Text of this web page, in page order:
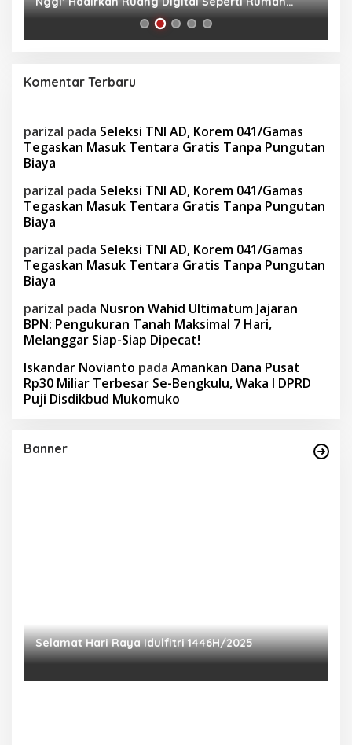
Sendiri
Komentar Terbaru
parizal pada Seleksi TNI AD, Korem 041/Gamas
Tegaskan Masuk Tentara Gratis Tanpa Pungutan
Biaya
parizal pada Seleksi TNI AD, Korem 041/Gamas
Tegaskan Masuk Tentara Gratis Tanpa Pungutan
Biaya
parizal pada Seleksi TNI AD, Korem 041/Gamas
Tegaskan Masuk Tentara Gratis Tanpa Pungutan
Biaya
parizal pada Nusron Wahid Ultimatum Jajaran
BPN: Pengukuran Tanah Maksimal 7 Hari,
Melanggar Siap-Siap Dipecat!
Iskandar Novianto pada Amankan Dana Pusat
Rp30 Miliar Terbesar Se-Bengkulu, Waka I DPRD
Puji Disdikbud Mukomuko
Banner
Selamat Hari Raya Idulfitri 1446H/2025